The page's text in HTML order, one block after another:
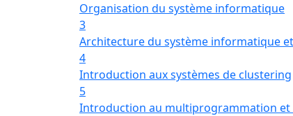
Organisation du système informatique
3
Architecture du système informatique
4
Introduction aux systèmes de clustering
5
Introduction au multiprogrammation